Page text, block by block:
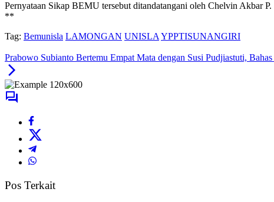
Pernyataan Sikap BEMU tersebut ditandatangani oleh Chelvin Akbar
**
Tag: Bemunisla LAMONGAN UNISLA YPPTISUNANGIRI
Prabowo Subianto Bertemu Empat Mata dengan Susi Pudjiastuti, Bahas
Pos Terkait